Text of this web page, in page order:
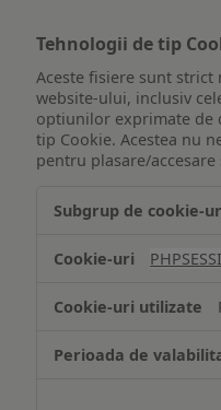
Tehnologii de tip
Aceste fisiere sunt
website-ului, inclusiv
optiunilor exprimate de
tip Cookie. Acestea nu
pentru plasare/
de
Cookie
necesare